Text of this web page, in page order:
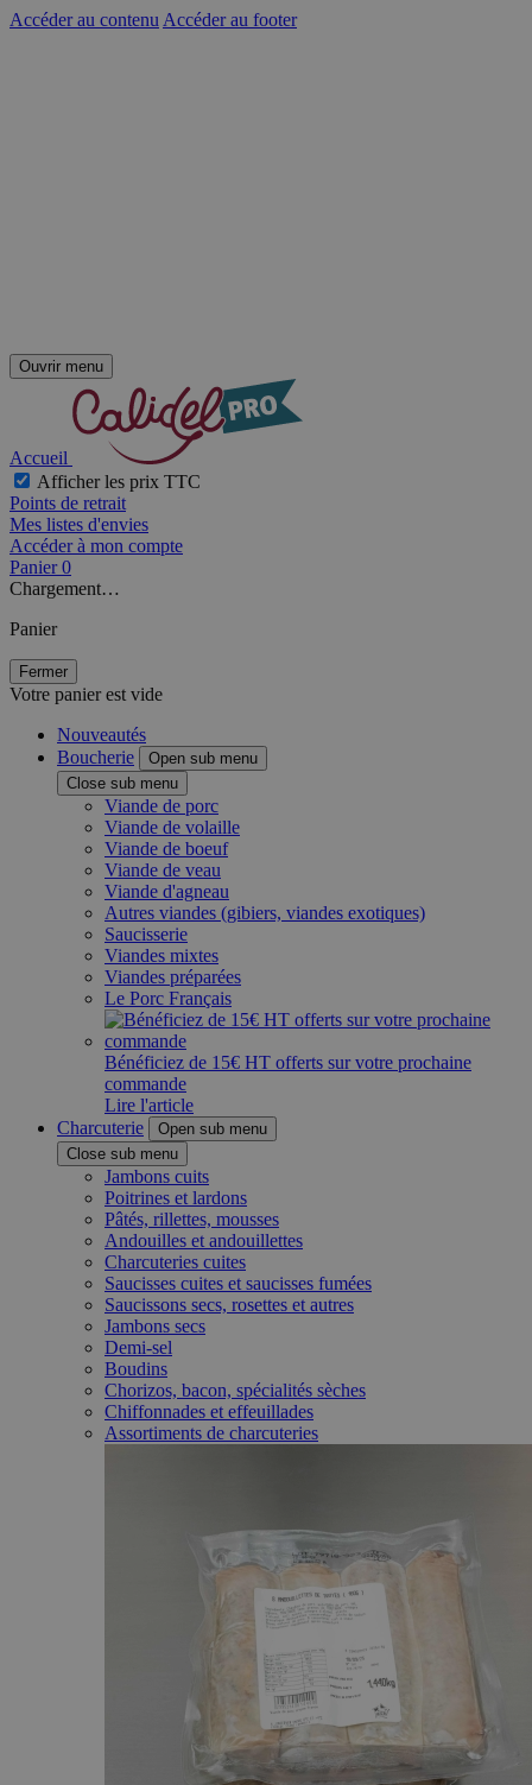
Accéder au contenu Accéder au footer
Ouvrir menu
Accueil
Afficher les prix TTC
Points de retrait
Mes listes d'envies
Accéder à mon compte
Panier 0
Chargement…
Panier
Fermer
Votre panier est vide
Nouveautés
Boucherie
Open sub menu
Close sub menu
Viande de porc
Viande de volaille
Viande de boeuf
Viande de veau
Viande d'agneau
Autres viandes (gibiers, viandes exotiques)
Saucisserie
Viandes mixtes
Viandes préparées
Le Porc Français
Bénéficiez de 15€ HT offerts sur votre prochaine
commande
Lire l'article
Charcuterie
Open sub menu
Close sub menu
Jambons cuits
Poitrines et lardons
Pâtés, rillettes, mousses
Andouilles et andouillettes
Charcuteries cuites
Saucisses cuites et saucisses fumées
Saucissons secs, rosettes et autres
Jambons secs
Demi-sel
Boudins
Chorizos, bacon, spécialités sèches
Chiffonnades et effeuillades
Assortiments de charcuteries